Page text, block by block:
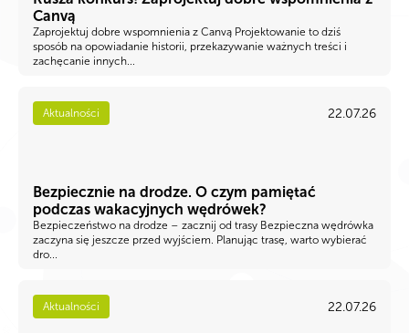
Canvą
Zaprojektuj dobre wspomnienia z Canvą Projektowanie to dziś
sposób na opowiadanie historii, przekazywanie ważnych treści i
zachęcanie innych...
Aktualności 22.07.26
Bezpiecznie na drodze. O czym pamiętać
podczas wakacyjnych wędrówek?
Bezpieczeństwo na drodze – zacznij od trasy Bezpieczna wędrówka
zaczyna się jeszcze przed wyjściem. Planując trasę, warto wybierać
dro...
Aktualności 22.07.26